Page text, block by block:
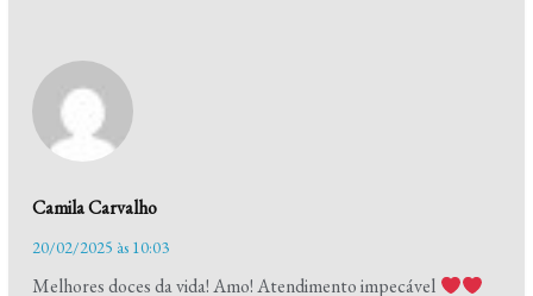
Camila Carvalho
20/02/2025 às 10:03
Melhores doces da vida! Amo! Atendimento impecável